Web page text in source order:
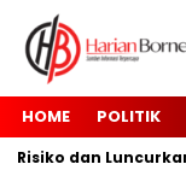
HOME POLITIK
dan Luncurkan